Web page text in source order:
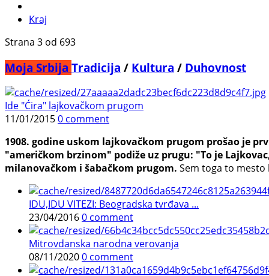
Kraj
Strana 3 od 693
Moja Srbija Tradicija / Kultura / Duhovnost
Ide "Ćira" lajkovačkom prugom
11/01/20150 comment
1908. godine uskom lajkovačkom prugom prošao je
"američkom brzinom" podiže uz prugu: "To je
milanovačkom i šabačkom prugom. Sem toga to mesto
IDU,IDU VITEZI: Beogradska tvrđava ...
23/04/20160 comment
Mitrovdanska narodna verovanja
08/11/20200 comment